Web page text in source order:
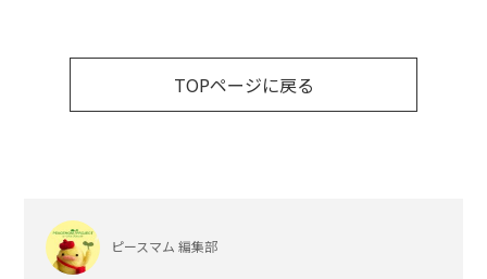
TOPページに戻る
ピースマム 編集部